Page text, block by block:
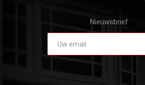
Nieuwsbrief